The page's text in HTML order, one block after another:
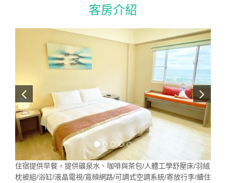
客房介紹
住宿提供早餐，提供礦泉水、咖啡與茶包/人體工學舒壓床/羽絨
枕被組/浴缸/液晶電視/寬頻網路/可調式空調系統/寄放行李/續住